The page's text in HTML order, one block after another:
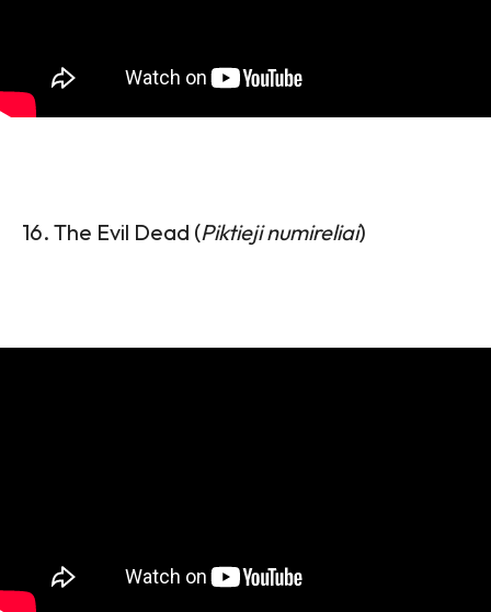
16. The Evil Dead (Piktieji numireliai)